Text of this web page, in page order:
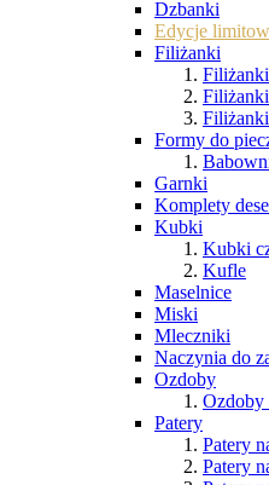
Dzbanki
Edycje
Filiżanki
Filiżanki
Formy do
Garnki
Komplety
Kubki
Kubki
Kufle
Maselnice
Miski
Mleczniki
Naczynia do
Ozdoby
Ozdoby
Patery
Patery
Patery